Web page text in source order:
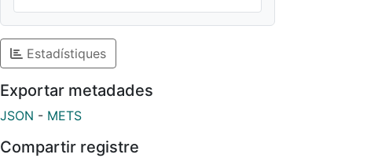
Estadístiques
Exportar metadades
JSON - METS
Compartir registre